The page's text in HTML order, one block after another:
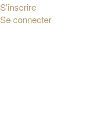
S'inscrire
Se connecter